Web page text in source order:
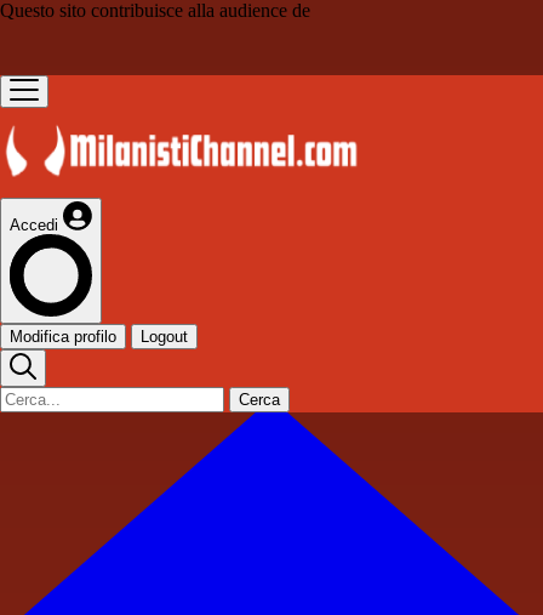
Questo sito contribuisce alla audience de
Accedi
Modifica profilo Logout
Cerca